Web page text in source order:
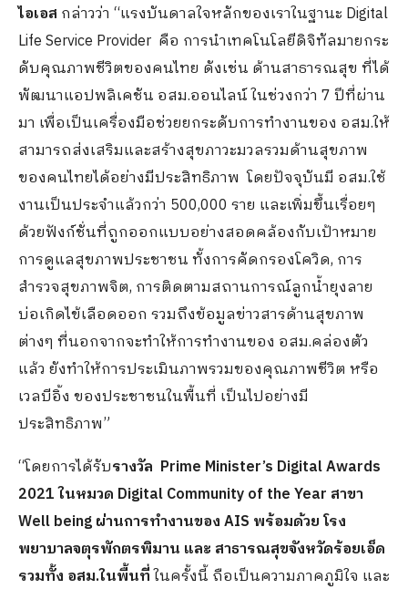
ไอเอส กล่าวว่า “แรงบันดาลใจหลักของเราในฐานะ Digital
Life Service Provider คือ การนำเทคโนโลยีดิจิทัลมายกระ
ดับคุณภาพชีวิตของคนไทย ดังเช่น ด้านสาธารณสุข ที่ได้
พัฒนาแอปพลิเคชัน อสม.ออนไลน์ ในช่วงกว่า 7 ปีที่ผ่าน
มา เพื่อเป็นเครื่องมือช่วยยกระดับการทำงานของ อสม.ให้
สามารถส่งเสริมและสร้างสุขภาวะมวลรวมด้านสุขภาพ
ของคนไทยได้อย่างมีประสิทธิภาพ โดยปัจจุบันมี อสม.ใช้
งานเป็นประจำแล้วกว่า 500,000 ราย และเพิ่มขึ้นเรื่อยๆ
ด้วยฟังก์ชั่นที่ถูกออกแบบอย่างสอดคล้องกับเป้าหมาย
การดูแลสุขภาพประชาชน ทั้งการคัดกรองโควิด, การ
สำรวจสุขภาพจิต, การติดตามสถานการณ์ลูกน้ำยุงลาย
บ่อเกิดไข้เลือดออก รวมถึงข้อมูลข่าวสารด้านสุขภาพ
ต่างๆ ที่นอกจากจะทำให้การทำงานของ อสม.คล่องตัว
แล้ว ยังทำให้การประเมินภาพรวมของคุณภาพชีวิต หรือ
เวลบีอิ้ง ของประชาชนในพื้นที่ เป็นไปอย่างมี
ประสิทธิภาพ”
“โดยการได้รับรางวัล Prime Minister’s Digital Awards
2021 ในหมวด Digital Community of the Year สาขา
Well beingผ่านการทำงานของAIS พร้อมด้วย โรง
พยาบาลจตุรพักตรพิมาน และ สาธารณสุขจังหวัดร้อยเอ็ด
รวมทั้ง อสม.ในพื้นที่ในครั้งนี้ ถือเป็นความภาคภูมิใจ และ